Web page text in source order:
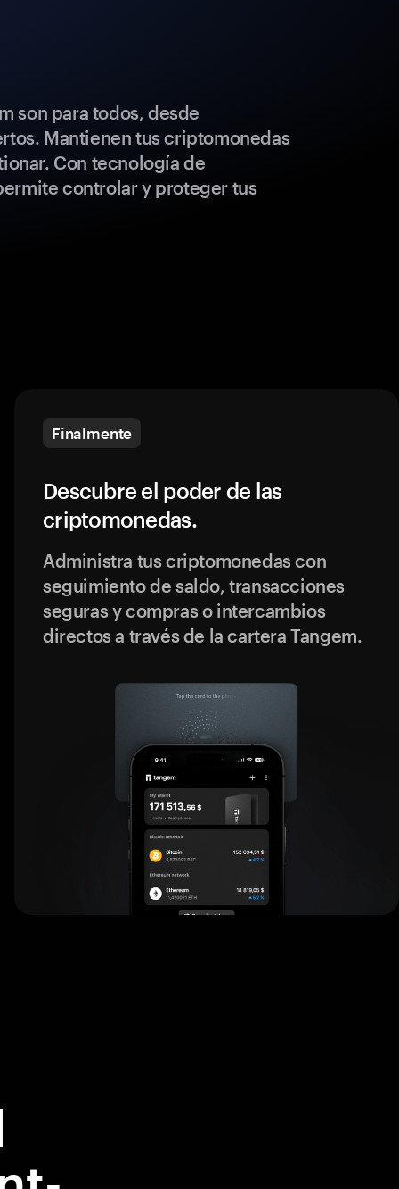
son para todos, desde
Mantienen tus criptomonedas
Con tecnología de
controlar y proteger tus
Finalmente
Descubre el poder de las
criptomonedas.
Administra tus criptomonedas con
seguimiento de saldo, transacciones
seguras y compras o intercambios
directos a través de la cartera Tangem.